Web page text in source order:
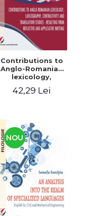
Contributions to
Anglo-Romanian
lexicology,
contrastivity and
reflective and
applicative
writing
42,29 Lei
NOU